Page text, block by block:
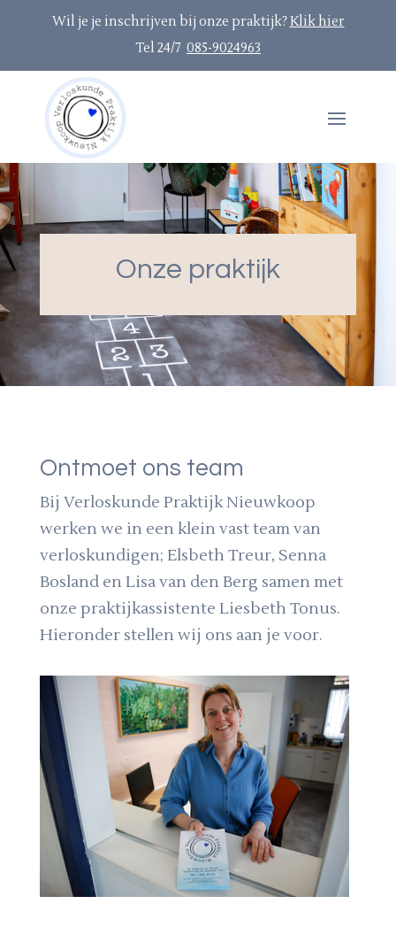
Wil je je inschrijven bij onze praktijk?Klik hier
Tel 24/7 085-9024963
Onze praktijk
Ontmoet ons team
Bij Verloskunde Praktijk Nieuwkoop
werken we in een klein vast team van
verloskundigen; Elsbeth Treur, Senna
Bosland en Lisa van den Berg samen met
onze praktijkassistente Liesbeth Tonus.
Hieronder stellen wij ons aan je voor.